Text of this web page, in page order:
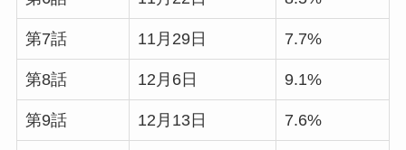
第7話 11月29日 7.7%
第8話 12月6日 9.1%
第9話 12月13日 7.6%